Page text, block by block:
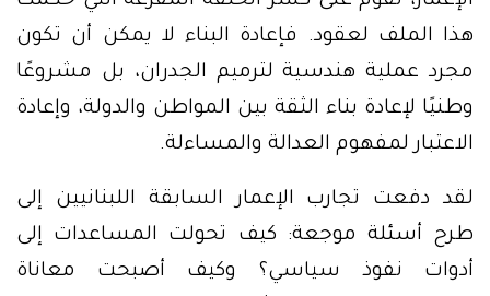
هذا الملف لعقود. فإعادة البناء لا يمكن أن تكون
مجرد عملية هندسية لترميم الجدران، بل مشروعًا
وطنيًا لإعادة بناء الثقة بين المواطن والدولة، وإعادة
الاعتبار لمفهوم العدالة والمساءلة.
لقد دفعت تجارب الإعمار السابقة اللبنانيين إلى
طرح أسئلة موجعة: كيف تحولت المساعدات إلى
أدوات نفوذ سياسي؟ وكيف أصبحت معاناة